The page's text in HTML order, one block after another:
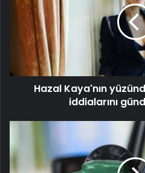
Hazal Kaya'nın
iddialarını